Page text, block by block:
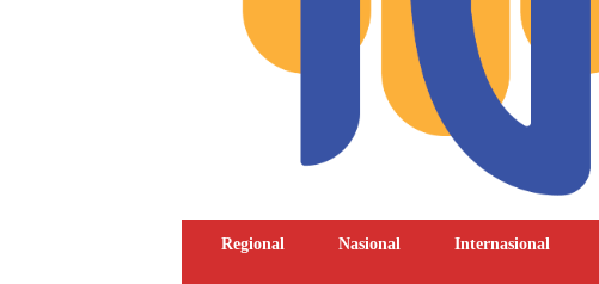
Regional Nasional Internasional